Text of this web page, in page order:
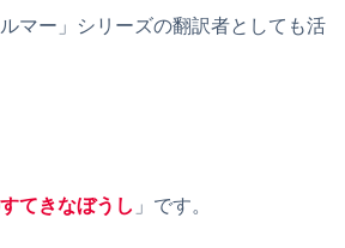
マー」シリーズの翻訳者としても活
てきなぼうし 」です。